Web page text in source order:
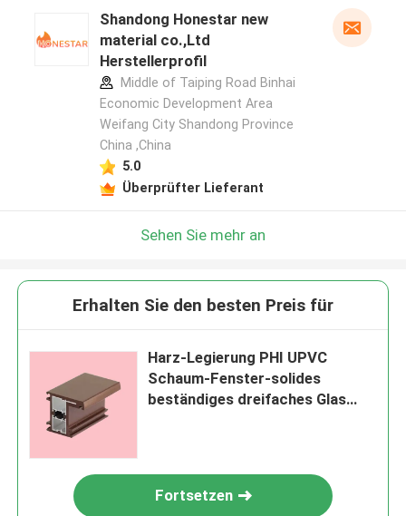
Shandong Honestar new
material co.,Ltd
Herstellerprofil
Middle of Taiping Road Binhai
Economic Development Area
Weifang City Shandong Province
China ,China
5.0
Überprüfter Lieferant
Sehen Sie mehr an
Erhalten Sie den besten Preis für
Harz-Legierung PHI UPVC
Schaum-Fenster-solides
beständiges dreifaches Glas
Fortsetzen